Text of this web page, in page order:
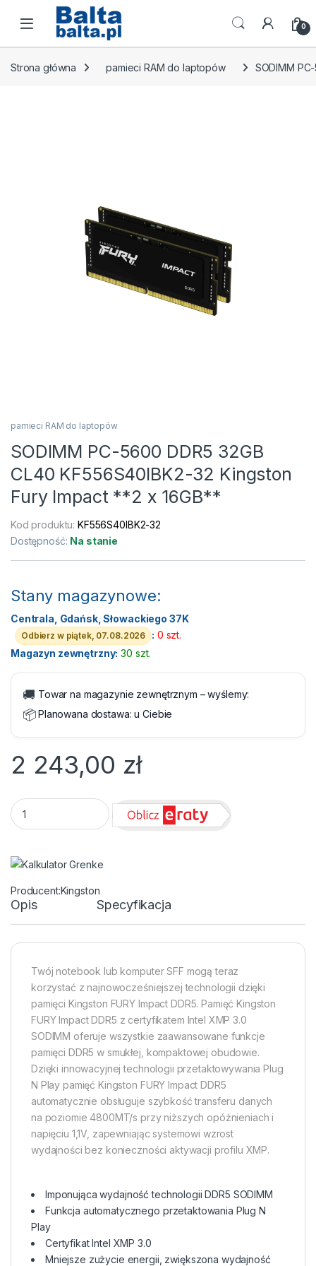
Skip to navigation
Skip to content
Open 0
Strona główna pamieci RAM do laptopów SODIMM
pamieci RAM do laptopów
SODIMM PC-5600 DDR5 32GB
CL40 KF556S40IBK2-32 Kingston
Fury Impact **2 x 16GB**
Kod produktu:KF556S40IBK2-32
Dostępność: Na stanie
Stany magazynowe:
Centrala, Gdańsk, Słowackiego 37K
Odbierz w piątek, 07.08.2026 : 0 szt.
Magazyn zewnętrzny: 30 szt.
🚚 Towar na magazynie zewnętrznym – wyślemy:
📦Planowana dostawa:u Ciebie
2 243,00 zł
SODIMM PC-5600 DDR5 32GB CL40 KF556S40IBK2-32
Kingston
Opis Specyfikacja
Twój notebook lub komputer SFF mogą teraz
korzystać z najnowocześniejszej technologii dzięki
pamięci Kingston FURY Impact DDR5. Pamięć Kingston
FURY Impact DDR5 z certyfikatem Intel XMP 3.0
SODIMM oferuje wszystkie zaawansowane funkcje
pamięci DDR5 w smukłej, kompaktowej obudowie.
Dzięki innowacyjnej technologii przetaktowywania Plug
N Play pamięć Kingston FURY Impact DDR5
automatycznie obsługuje szybkość transferu danych
na poziomie 4800MT/s przy niższych opóźnieniach i
napięciu 1,1V, zapewniając systemowi wzrost
wydajności bez konieczności aktywacji profilu XMP.
Imponująca wydajność technologii DDR5 SODIMM
Funkcja automatycznego przetaktowania Plug N
Play
Certyfikat Intel XMP 3.0
Mniejsze zużycie energii, zwiększona wydajność